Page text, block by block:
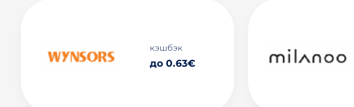
кэшбэк
до 0.63€